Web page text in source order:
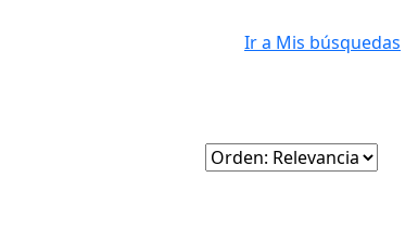
Ir a Mis búsquedas